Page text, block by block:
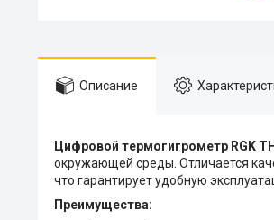
Описание
Цифровой термогигрометр RGK
окружающей среды. Отличается
что гарантирует удобную
Преимущества: